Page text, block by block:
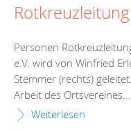
Rotkreuzleitung
Personen
e.V. wird von Winfried
Stemmer (rechts)
Arbeit des Ortsvereines...
Weiterlesen